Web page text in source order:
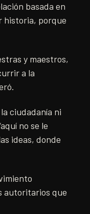
basada en
historia, porque
y maestros,
a la
ciudadanía ni
no se le
ideas, donde
autoritarios que